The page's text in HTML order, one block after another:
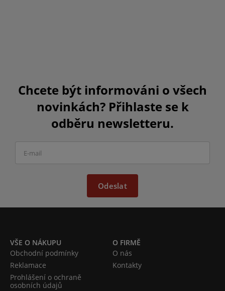
Chcete být informováni o všech
novinkách? Přihlaste se k
odběru newsletteru.
Odeslat
VŠE O NÁKUPU
Obchodní podmínky
Reklamace
Prohlášení o ochraně
osobních údajů
O FIRMĚ
O nás
Kontakty